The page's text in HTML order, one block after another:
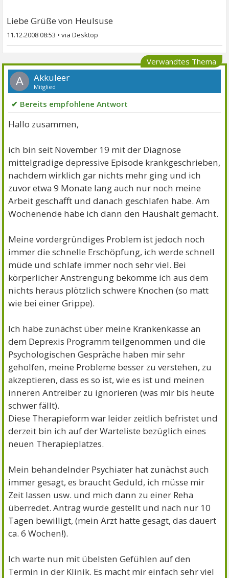
Liebe Grüße von Heulsuse
11.12.2008 08:53 •
Verwandtes Thema
A Akkuleer
Mitglied
✔ Bereits empfohlene Antwort
Hallo zusammen,
ich bin seit November 19 mit der Diagnose
mittelgradige depressive Episode krankgeschrieben,
nachdem wirklich gar nichts mehr ging und ich
zuvor etwa 9 Monate lang auch nur noch meine
Arbeit geschafft und danach geschlafen habe. Am
Wochenende habe ich dann den Haushalt gemacht.
Meine vordergründiges Problem ist jedoch noch
immer die schnelle Erschöpfung, ich werde schnell
müde und schlafe immer noch sehr viel. Bei
körperlicher Anstrengung bekomme ich aus dem
nichts heraus plötzlich schwere Knochen (so matt
wie bei einer Grippe).
Ich habe zunächst über meine Krankenkasse an
dem Deprexis Programm teilgenommen und die
Psychologischen Gespräche haben mir sehr
geholfen, meine Probleme besser zu verstehen, zu
akzeptieren, dass es so ist, wie es ist und meinen
inneren Antreiber zu ignorieren (was mir bis heute
schwer fällt).
Diese Therapieform war leider zeitlich befristet und
derzeit bin ich auf der Warteliste bezüglich eines
neuen Therapieplatzes.
Mein behandelnder Psychiater hat zunächst auch
immer gesagt, es braucht Geduld, ich müsse mir
Zeit lassen usw. und mich dann zu einer Reha
überredet. Antrag wurde gestellt und nach nur 10
Tagen bewilligt, (mein Arzt hatte gesagt, das dauert
ca. 6 Wochen!).
Ich warte nun mit übelsten Gefühlen auf den
Termin in der Klinik. Es macht mir einfach sehr viel